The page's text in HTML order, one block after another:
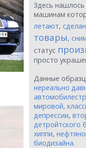
Здесь
машинам
летают,
товары,
статус
просто
Данные
нереально
мировой,
депрессии,
детройтского
хиппи,
биодизайна.